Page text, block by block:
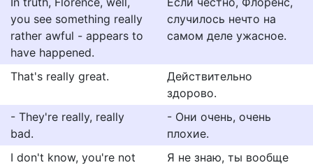
you see something really
rather awful - appears to
have happened.
случилось нечто на
самом деле ужасное.
That's really great.
Действительно
здорово.
- They're really, really
bad.
- Они очень, очень
плохие.
I don't know, you're not
Я не знаю, ты вообще